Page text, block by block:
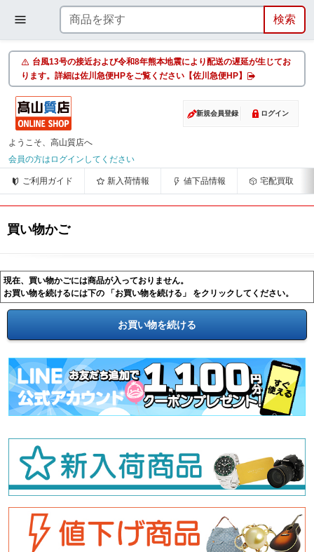
台風13号の接近および令和8年熊本地震により配送の遅延が生じてお
ります。詳細は佐川急便HPをご覧ください【佐川急便HP】
新規会員登録 ログイン
ようこそ、高山質店へ
会員の方はログインしてください
ご利用ガイド 新入荷情報 値下品情報 宅配買取
買い物かご
現在、買い物かごには商品が入っておりません。
お買い物を続けるには下の 「お買い物を続ける」 をクリックしてください。